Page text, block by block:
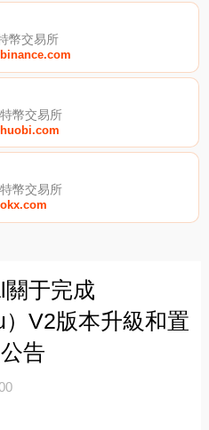
幣交易所
幣交易所
幣交易所
于完成
V2版本升級和置
告